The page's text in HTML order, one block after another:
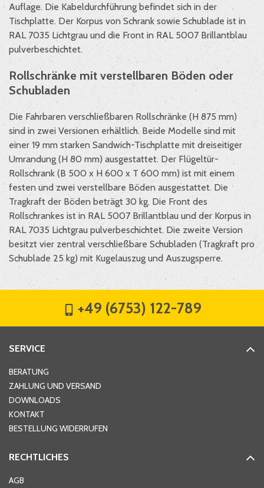
Auflage. Die Kabeldurchführung befindet sich in der
Tischplatte. Der Korpus von Schrank sowie Schublade ist in
RAL 7035 Lichtgrau und die Front in RAL 5007 Brillantblau
pulverbeschichtet.
Rollschränke mit verstellbaren Böden oder
Schubladen
Die Fahrbaren verschließbaren Rollschränke (H 875 mm)
sind in zwei Versionen erhältlich. Beide Modelle sind mit
einer 19 mm starken Sandwich-Tischplatte mit dreiseitiger
Umrandung (H 80 mm) ausgestattet. Der Flügeltür-
Rollschrank (B 500 x H 600 x T 600 mm) ist mit einem
festen und zwei verstellbare Böden ausgestattet. Die
Tragkraft der Böden beträgt 30 kg. Die Front des
Rollschrankes ist in RAL 5007 Brillantblau und der Korpus in
RAL 7035 Lichtgrau pulverbeschichtet. Die zweite Version
besitzt vier zentral verschließbare Schubladen (Tragkraft pro
Schublade 25 kg) mit Kugelauszug und Auszugsperre.
+49 (6753) 122-789
SERVICE
BERATUNG
ZAHLUNG UND VERSAND
DOWNLOADS
KONTAKT
BESTELLUNG WIDERRUFEN
RECHTLICHES
AGB